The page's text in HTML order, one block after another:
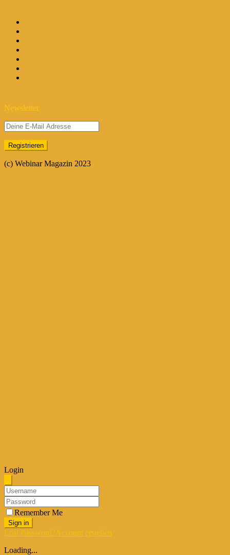
Newsletter
(c) Webinar Magazin 2023
Login
Remember Me
Sign in
Lost Password?Account erstellen
Loading...